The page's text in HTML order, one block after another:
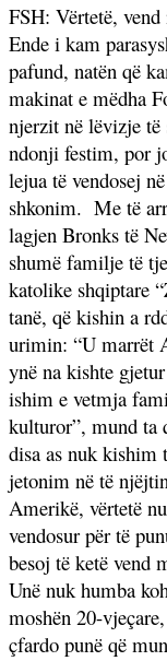
FSH: Vërtetë,
Ende i kam
pafund, natën që
makinat e mëdha
njerzit në lëvizje të
ndonji festim, por
lejua të vendosej
shkonim. Me të
lagjen Bronks të
shumë familje të
katolike shqiptare
tanë, që kishin a
urimin: “U marrët
ynë na kishte
ishim e vetmja
kulturor”, mund ta
disa as nuk kishim
jetonim në të
Amerikë, vërtetë
vendosur për të
besoj të ketë vend
Unë nuk humba
moshën 20-
çfardo punë që